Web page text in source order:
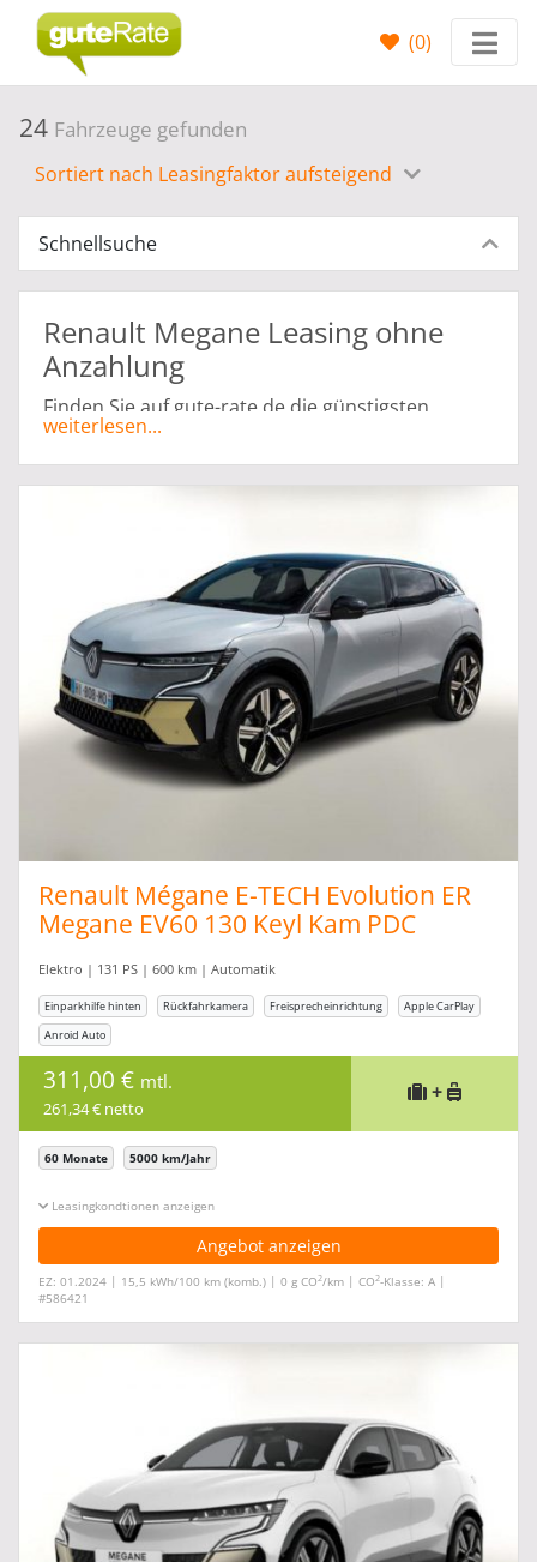
(0)
24 Fahrzeuge gefunden
Sortiert nach Leasingfaktor aufsteigend
Schnellsuche
Renault Megane Leasing ohne
Anzahlung
Finden Sie auf gute-rate.de die günstigsten
Leasing Angebote für Renault Megane Grandtour
Leasing ohne Anzahlung, ganz abgestimmt auf Ihr
persönliches Budget. Sie haben die Möglichkeit
leasen. Die Angebote für Ihren neuen
Traumwagen können speziell für Privat Leasing
oder Gewerbe Leasing angepasst werden. Alle
Angebote werden von Vertragshändlern
bereitgestellt. Der Leasinggeber ist die
Herstellerbank.
weiterlesen...
Renault Mégane E-TECH Evolution ER
Megane EV60 130 Keyl Kam PDC
Elektro | 131 PS | 600 km | Automatik
Einparkhilfe hinten Rückfahrkamera Freisprecheinrichtung
Apple CarPlay
Anroid Auto
311,00 € mtl.
261,34 € netto
+
60 Monate 5000 km/Jahr
Leasingkonditionen ein-/ausblenden
Angebot anzeigen
EZ: 01.2024 | 15,5 kWh/100 km (komb.) | 0 g CO2/km | CO2-Klasse: A |
#586421